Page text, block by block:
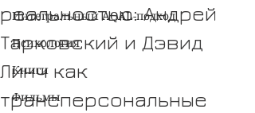
Интегральный AQAL-подход
Психология
Книги
Фильмы
реальностью: Андрей
Тарковский и Дэвид
Линч как
трансперсональные